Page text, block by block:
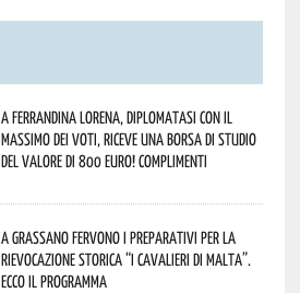
A Ferrandina Lorena, diplomatasi con il
massimo dei voti, riceve una borsa di studio
del valore di 800 euro! Complimenti
A Grassano fervono i preparativi per la
Rievocazione Storica “I CAVALIERI DI MALTA”.
Ecco il programma